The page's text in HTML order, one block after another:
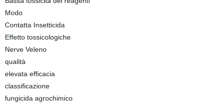
Modo
Contatta Insetticida
Effetto tossicologiche
Nerve Veleno
qualità
elevata efficacia
classificazione
fungicida agrochimico